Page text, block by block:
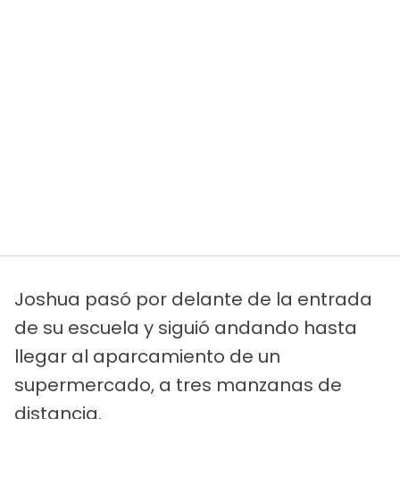
Joshua pasó por delante de la entrada
de su escuela y siguió andando hasta
llegar al aparcamiento de un
supermercado, a tres manzanas de
distancia.